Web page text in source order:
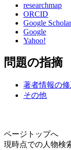
researchmap
ORCID
Google Scholar
Google
Yahoo!
問題の指摘
著者情報の修
その他
ページトップへ
現時点での人物検